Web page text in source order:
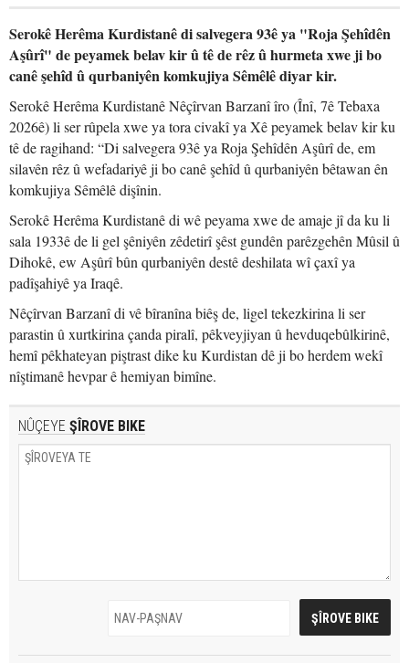
Serokê Herêma Kurdistanê di salvegera 93ê ya "Roja Şehîdên
Aşûrî" de peyamek belav kir û tê de rêz û hurmeta xwe ji bo
canê şehîd û qurbaniyên komkujiya Sêmêlê diyar kir.
Serokê Herêma Kurdistanê Nêçîrvan Barzanî îro (Înî, 7ê Tebaxa
2026ê) li ser rûpela xwe ya tora civakî ya Xê peyamek belav kir ku
tê de ragihand: “Di salvegera 93ê ya Roja Şehîdên Aşûrî de, em
silavên rêz û wefadariyê ji bo canê şehîd û qurbaniyên bêtawan ên
komkujiya Sêmêlê dişînin.
Serokê Herêma Kurdistanê di wê peyama xwe de amaje jî da ku li
sala 1933ê de li gel şêniyên zêdetirî şêst gundên parêzgehên Mûsil û
Dihokê, ew Aşûrî bûn qurbaniyên destê deshilata wî çaxî ya
padîşahiyê ya Iraqê.
Nêçîrvan Barzanî di vê bîranîna biêş de, ligel tekezkirina li ser
parastin û xurtkirina çanda piralî, pêkveyjiyan û hevduqebûlkirinê,
hemî pêkhateyan piştrast dike ku Kurdistan dê ji bo herdem wekî
nîştimanê hevpar ê hemiyan bimîne.
NÛÇEYE ŞÎROVE BIKE